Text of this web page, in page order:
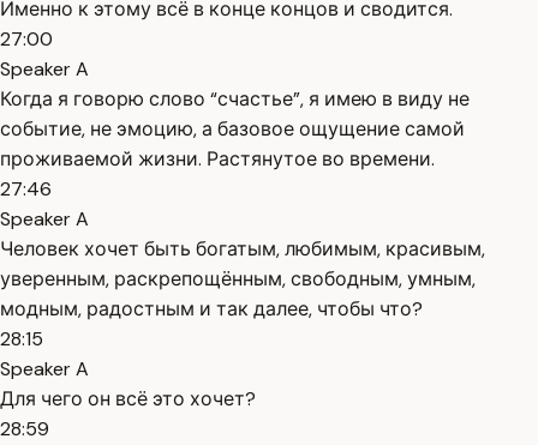
Именно к этому всё в конце концов и сводится.
27:00
Speaker A
Когда я говорю слово “счастье”, я имею в виду не
событие, не эмоцию, а базовое ощущение самой
проживаемой жизни. Растянутое во времени.
27:46
Speaker A
Человек хочет быть богатым, любимым, красивым,
уверенным, раскрепощённым, свободным, умным,
модным, радостным и так далее, чтобы что?
28:15
Speaker A
Для чего он всё это хочет?
28:59